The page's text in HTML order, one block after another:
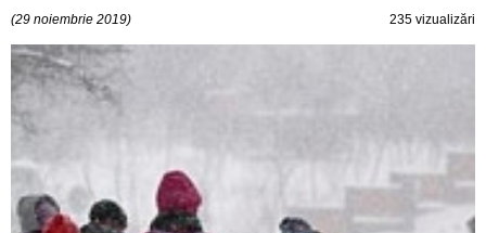
(29 noiembrie 2019) 235 vizualizări